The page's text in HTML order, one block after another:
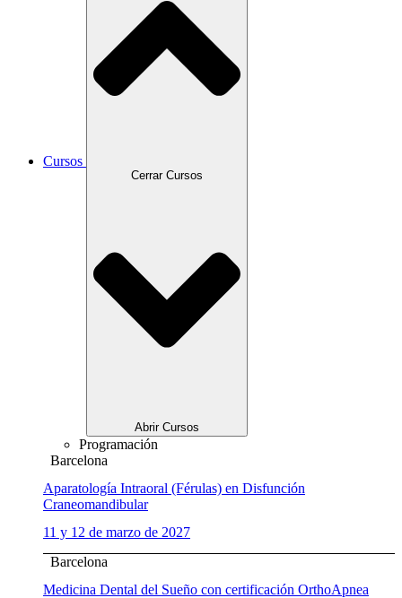
Cursos
Cerrar Cursos
Abrir Cursos
Programación
Barcelona
Aparatología Intraoral (Férulas) en Disfunción
Craneomandibular
11 y 12 de marzo de 2027
Barcelona
Medicina Dental del Sueño con certificación OrthoApnea